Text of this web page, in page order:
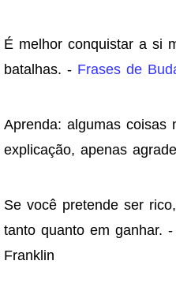
É melhor conquistar a si
batalhas. - Frases de
Aprenda: algumas coisas
explicação, apenas
Se você pretende ser
tanto quanto em ganhar.
Franklin